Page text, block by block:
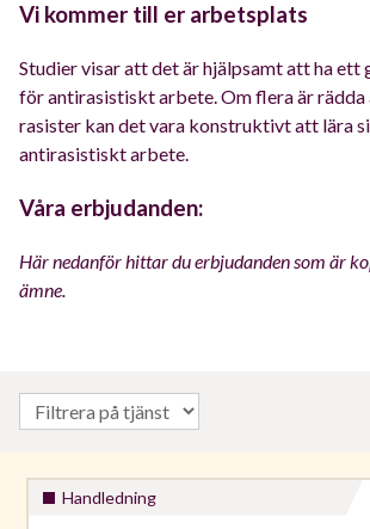
Vi kommer till er arbetsplats
Studier visar att det är hjälpsamt att ha ett
för antirasistiskt arbete. Om flera är
rasister kan det vara konstruktivt att lära
antirasistiskt arbete.
Våra erbjudanden:
Här nedanför hittar du erbjudanden som är
ämne.
Handledning